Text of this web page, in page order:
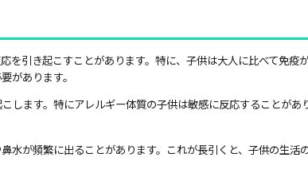
を引き起こすことがあります。特に、子供は大人に比べて免疫
があります。
します。特にアレルギー体質の子供は敏感に反応することがあ
水が頻繁に出ることがあります。これが長引くと、子供の生活